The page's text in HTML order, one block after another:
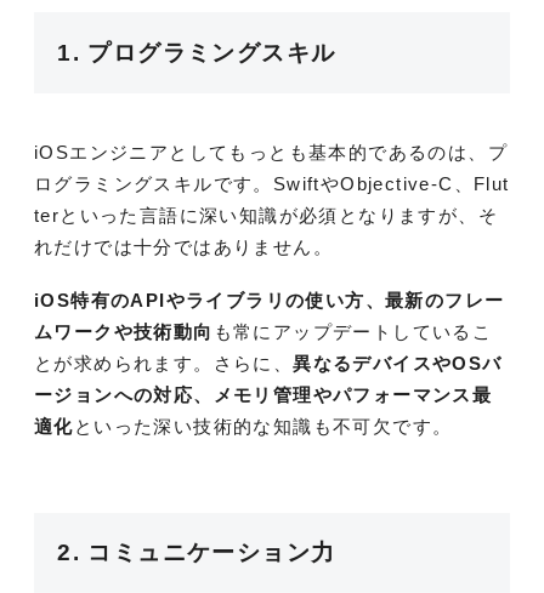
1. プログラミングスキル
iOSエンジニアとしてもっとも基本的であるのは、プ
ログラミングスキルです。SwiftやObjective-C、Flut
terといった言語に深い知識が必須となりますが、そ
れだけでは十分ではありません。
iOS特有のAPIやライブラリの使い方、最新のフレー
ムワークや技術動向 も常にアップデートしているこ
とが求められます。さらに、異なるデバイスやOSバ
ージョンへの対応、メモリ管理やパフォーマンス最
適化といった深い技術的な知識も不可欠です。
2. コミュニケーション力